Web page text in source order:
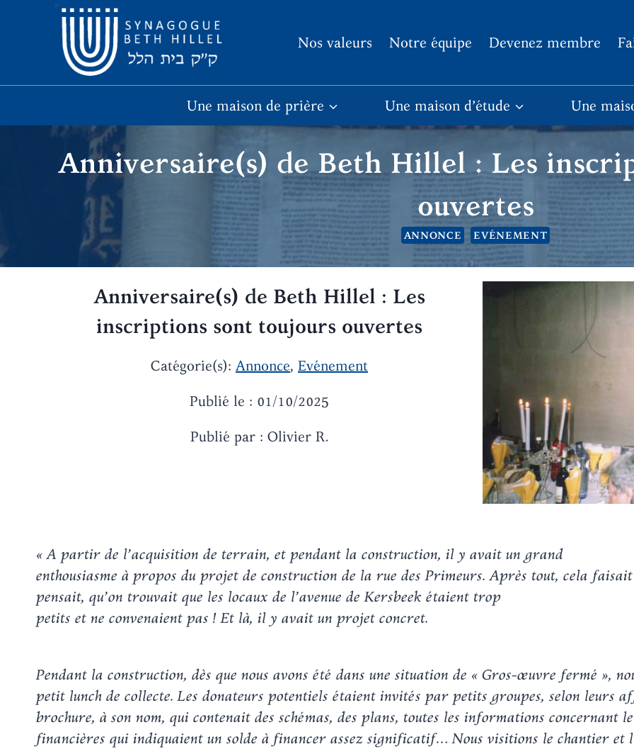
Nos valeurs Notre équipe Devenez membre
Une maison de prière Une maison d’étude Une
Anniversaire(s) de Beth Hillel : Les
ouvertes
ANNONCE EVÉNEMENT
Anniversaire(s) de Beth Hillel : Les
inscriptions sont toujours ouvertes
Catégorie(s):Annonce, Evénement
Publié le : 01/10/2025
Publié par : Olivier R.
« A partir de l’acquisition de terrain, et pendant la construction, il y avait un grand
enthousiasme à propos du projet de construction de la rue des Primeurs. Après tout, cela faisait
pensait, qu’on trouvait que les locaux de l’avenue de Kersbeek étaient trop
petits et ne convenaient pas ! Et là, il y avait un projet concret.
Pendant la construction, dès que nous avons été dans une situation de « Gros-œuvre fermé »,
petit lunch de collecte. Les donateurs potentiels étaient invités par petits groupes, selon leurs
brochure, à son nom, qui contenait des schémas, des plans, toutes les informations
financières qui indiquaient un solde à financer assez significatif… Nous visitions le chantier et